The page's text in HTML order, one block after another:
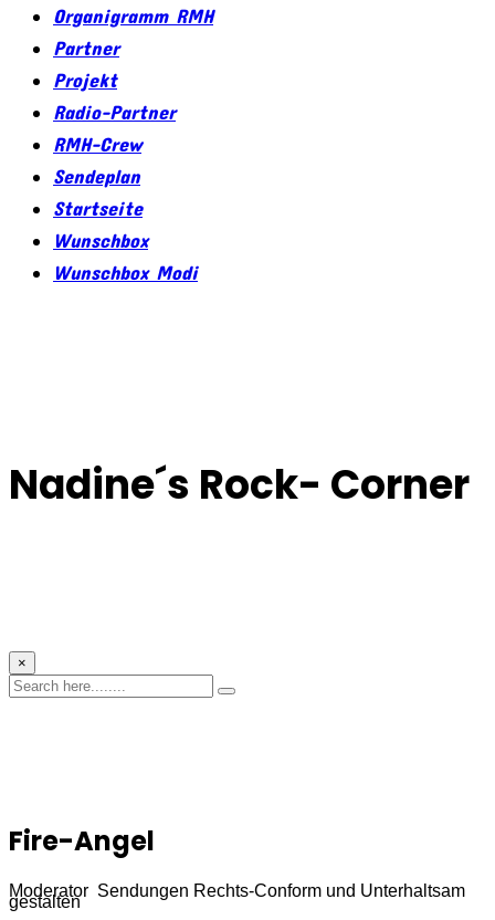
Organigramm RMH
Partner
Projekt
Radio-Partner
RMH-Crew
Sendeplan
Startseite
Wunschbox
Wunschbox Modi
Nadine´s Rock- Corner
×
Fire-Angel
Moderator Sendungen Rechts-Conform und Unterhaltsam
gestalten